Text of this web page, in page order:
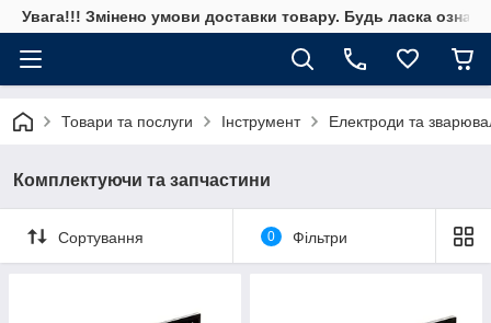
Увага!!! Змінено умови доставки товару. Будь ласка
Товари та послуги Інструмент Електроди та
Комплектуючи та запчастини
Сортування 0 Фільтри